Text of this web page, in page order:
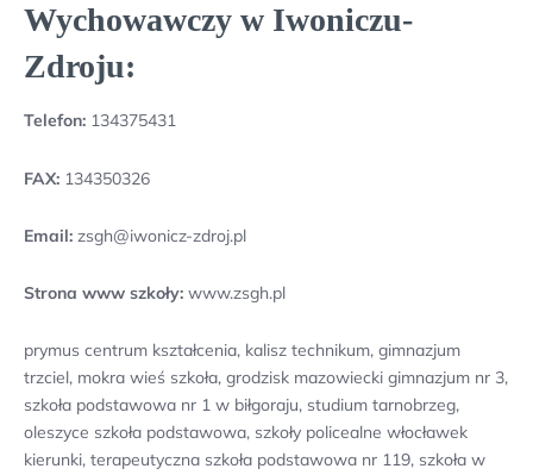
Wychowawczy w Iwoniczu-
Zdroju:
Telefon: 134375431
FAX: 134350326
Email: zsgh@iwonicz-zdroj.pl
Strona www szkoły: www.zsgh.pl
prymus centrum kształcenia, kalisz technikum, gimnazjum
trzciel, mokra wieś szkoła, grodzisk mazowiecki gimnazjum nr 3,
szkoła podstawowa nr 1 w biłgoraju, studium tarnobrzeg,
oleszyce szkoła podstawowa, szkoły policealne włocławek
kierunki, terapeutyczna szkoła podstawowa nr 119, szkoła w